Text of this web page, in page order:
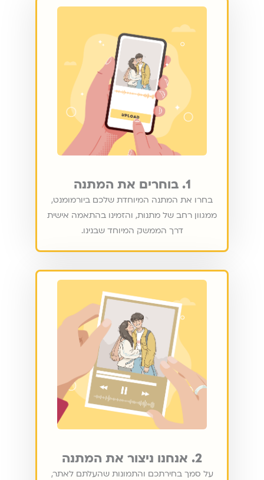
1. בוחרים את המתנה
בחרו את המתנה המיוחדת שלכם ביורמומנט,
ממגוון רחב של מתנות, והזמינו בהתאמה אישית
דרך הממשק המיוחד שבנינו.
2. אנחנו ניצור את המתנה
על סמך בחירתכם והתמונות שהעלתם לאתר,